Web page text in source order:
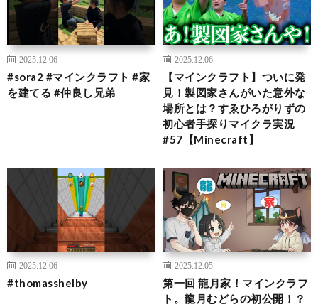
2025.12.06
#sora2 #マインクラフト #家
を建てる #仲良し兄弟
2025.12.06
【マインクラフト】ついに発
見！製図家さんがいた意外な
場所とは？すゑひろがりずの
初心者手探りマイクラ実況
#57【Minecraft】
2025.12.06
#thomasshelby
2025.12.05
第一回 龍月家！マインクラフ
ト。龍月むどらの初公開！？